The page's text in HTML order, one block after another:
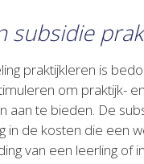
subsidie
praktijkleren is
om praktijk- en
aan te bieden. De
in de kosten die een
van een leerling of